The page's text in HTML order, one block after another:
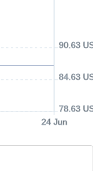
24 Jun
78.63 USD
84.63 USD
90.63 USD